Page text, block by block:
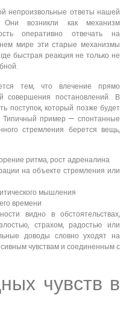
непроизвольные ответы нашей
возникли как механизм
оперативно отвечать на
мире эти старые механизмы
быстрая реакция не только не
тем, что влечение прямо
совершения постановлений. В
поступок, который позже будет
Типичный пример — спонтанные
стремления берется вещь,
ритма, рост адреналина
на объекте стремления или
мышления
времени
видно в обстоятельствах,
страхом, радостью или
доводы словно уходят на
чувствам и соединенным с
чувств в